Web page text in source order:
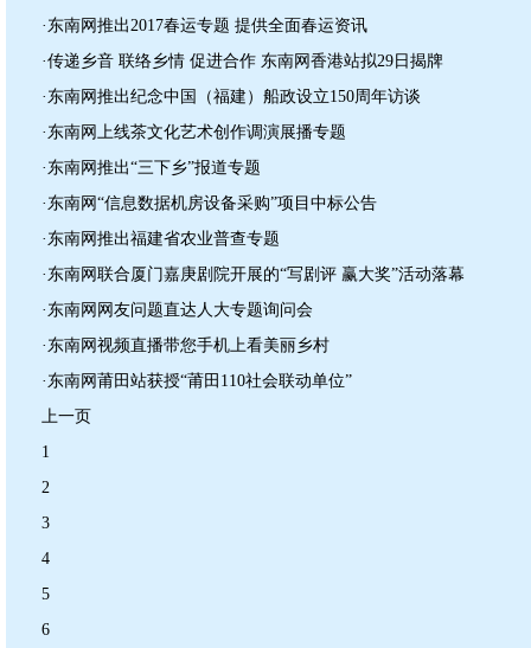
·东南网推出2017春运专题 提供全面春运资讯
·传递乡音 联络乡情 促进合作 东南网香港站拟29日揭牌
·东南网推出纪念中国（福建）船政设立150周年访谈
·东南网上线茶文化艺术创作调演展播专题
·东南网推出“三下乡”报道专题
·东南网“信息数据机房设备采购”项目中标公告
·东南网推出福建省农业普查专题
·东南网联合厦门嘉庚剧院开展的“写剧评 赢大奖”活动落幕
·东南网网友问题直达人大专题询问会
·东南网视频直播带您手机上看美丽乡村
·东南网莆田站获授“莆田110社会联动单位”
上一页
1
2
3
4
5
6